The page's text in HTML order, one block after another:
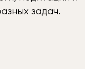
задач.